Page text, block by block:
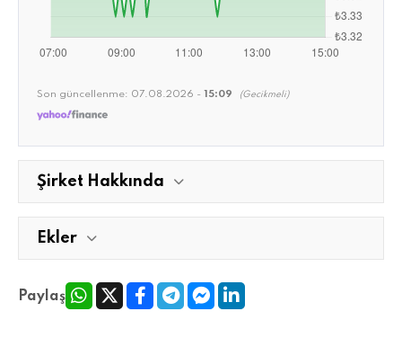
Son güncellenme: 07.08.2026 - 15:09 (Gecikmeli)
Şirket Hakkında
Ekler
Paylaş